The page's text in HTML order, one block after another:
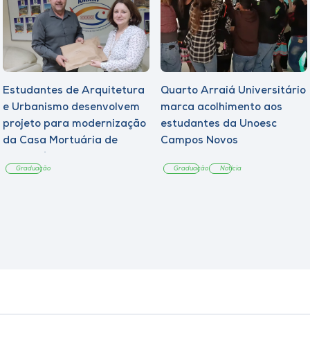
Estudantes de Arquitetura
e Urbanismo desenvolvem
projeto para modernização
da Casa Mortuária de
Graduação
Quarto Arraiá Universitário
marca acolhimento aos
estudantes da Unoesc
Campos Novos
Graduação Notícia